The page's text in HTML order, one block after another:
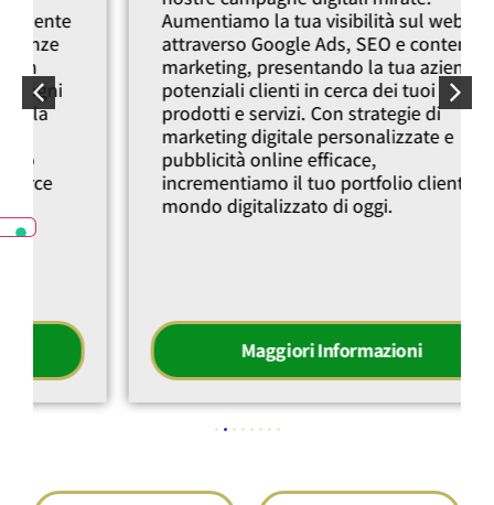
Aumentiamo la tua visibilità sul web
attraverso Google Ads, SEO e content
marketing, presentando la tua azienda a
potenziali clienti in cerca dei tuoi
prodotti e servizi. Con strategie di
marketing digitale personalizzate e
pubblicità online efficace,
incrementiamo il tuo portfolio clienti nel
mondo digitalizzato di oggi.
Maggiori Informazioni